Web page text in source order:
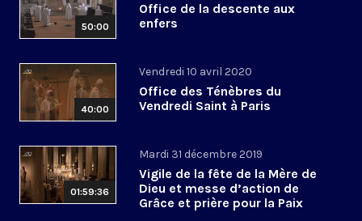
50:00
Office de la descente aux
enfers
40:00
Vendredi 10 avril 2020
Office des Ténèbres du
Vendredi Saint à Paris
01:59:36
Mardi 31 décembre 2019
Vigile de la fête de la Mère de
Dieu et messe d’action de
Grâce et prière pour la Paix